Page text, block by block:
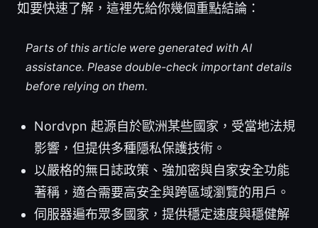
如要快速了解，這裡先給你幾個重點結論：
Parts of this article were generated with AI
assistance. Please double-check important details
before relying on them.
Nordvpn 起源自於歐洲某些國家，受當地法規
影響，但提供多種隱私保護技術。
以嚴格的無日誌政策、強加密與自家安全功能
著稱，適合需要高安全與跨區域瀏覽的用戶。
伺服器遍布眾多國家，提供穩定速度與穩健解